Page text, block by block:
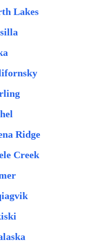
Lakes
Ridge
Creek